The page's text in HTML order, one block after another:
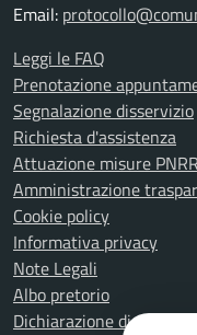
Email:
Leggi le FAQ
Prenotazione
Segnalazione disservizio
Richiesta d'assistenza
Attuazione misure PNRR
Amministrazione
Cookie policy
Informativa privacy
Note Legali
Albo pretorio
Dichiarazione di